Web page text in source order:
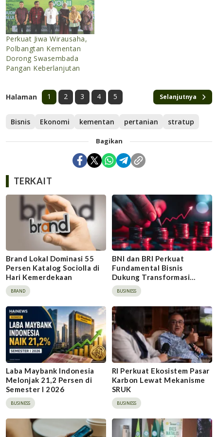
Perkuat Jiwa Wirausaha,
Polbangtan Kementan
Dorong Swasembada
Pangan Keberlanjutan
Halaman 1 2 3 4 5 Selanjutnya
Bisnis Ekonomi kementan pertanian stratup
Bagikan
TERKAIT
Brand Lokal Dominasi 55
Persen Katalog Sociolla di
Hari Kemerdekaan
BRAND
BNI dan BRI Perkuat
Fundamental Bisnis
Dukung Transformasi
Danantara
BUSINESS
Laba Maybank Indonesia
Melonjak 21,2 Persen di
Semester I 2026
BUSINESS
RI Perkuat Ekosistem Pasar
Karbon Lewat Mekanisme
SRUK
BUSINESS